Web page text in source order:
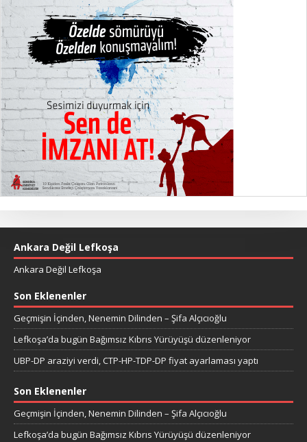
Ankara Değil Lefkoşa
Ankara Değil Lefkoşa
Son Eklenenler
Geçmişin İçinden, Nenemin Dilinden – Şifa Alçıcıoğlu
Lefkoşa’da bugün Bağımsız Kıbrıs Yürüyüşü düzenleniyor
UBP-DP araziyi verdi, CTP-HP-TDP-DP fiyat ayarlaması yaptı
Son Eklenenler
Geçmişin İçinden, Nenemin Dilinden – Şifa Alçıcıoğlu
Lefkoşa’da bugün Bağımsız Kıbrıs Yürüyüşü düzenleniyor